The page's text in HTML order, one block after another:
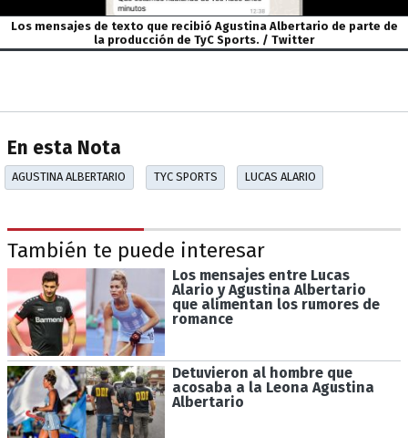
Los mensajes de texto que recibió Agustina Albertario de parte de
la producción de TyC Sports. / Twitter
En esta Nota
AGUSTINA ALBERTARIO TYC SPORTS LUCAS ALARIO
También te puede interesar
Los mensajes entre Lucas
Alario y Agustina Albertario
que alimentan los rumores de
romance
Detuvieron al hombre que
acosaba a la Leona Agustina
Albertario